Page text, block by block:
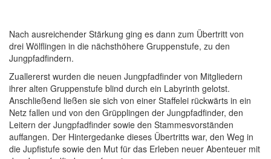
Nach ausreichender Stärkung ging es dann zum Übertritt von
drei Wölflingen in die nächsthöhere Gruppenstufe, zu den
Jungpfadfindern.
Zuallererst wurden die neuen Jungpfadfinder von Mitgliedern
ihrer alten Gruppenstufe blind durch ein Labyrinth gelotst.
Anschließend ließen sie sich von einer Staffelei rückwärts in ein
Netz fallen und von den Grüpplingen der Jungpfadfinder, den
Leitern der Jungpfadfinder sowie den Stammesvorständen
auffangen. Der Hintergedanke dieses Übertritts war, den Weg in
die Jupfistufe sowie den Mut für das Erleben neuer Abenteuer mit